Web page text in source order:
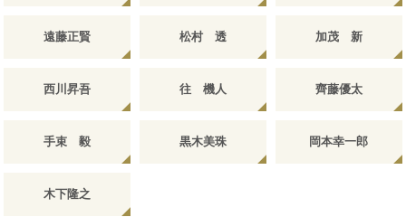
遠藤正賢 松村 透 加茂 新
西川昇吾 往 機人 齊藤優太
手束 毅 黒木美珠 岡本幸一郎
木下隆之